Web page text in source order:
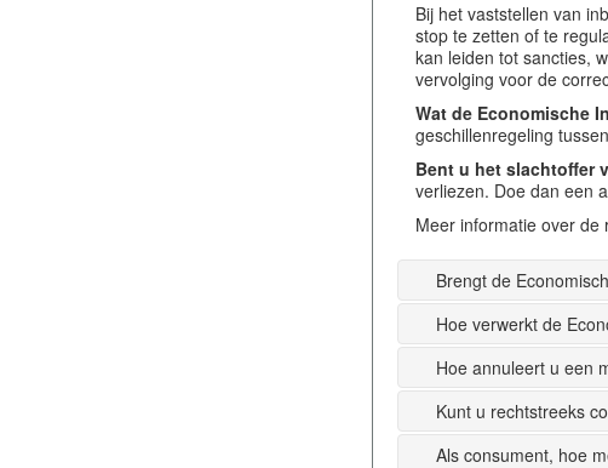
Bij het vaststellen van
stop te zetten of te
kan leiden tot sancties,
vervolging voor de
Wat de Economische
geschillenregeling
Bent u het slachtoffer
verliezen. Doe dan een
Meer informatie over de
Brengt de
Hoe verwerkt de
Hoe annuleert u een
Kunt u rechtstreeks
Als consument, hoe